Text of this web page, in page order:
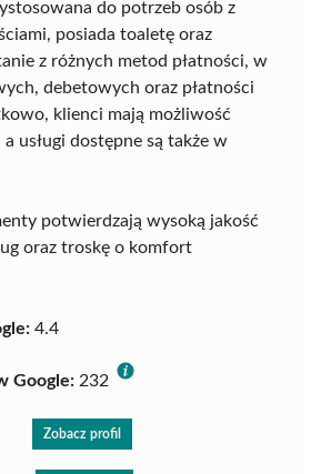
do potrzeb osób z
posiada toaletę oraz
z różnych metod płatności, w
debetowych oraz płatności
klienci mają możliwość
usługi dostępne są także w
potwierdzają wysoką jakość
oraz troskę o komfort
4.4
Google: 232
Zobacz profil